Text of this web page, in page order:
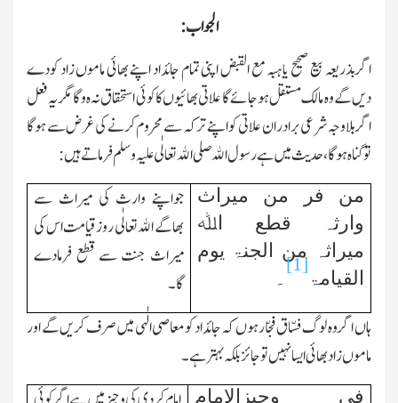
الجواب:
اگربذریعہ بیع صحیح یاہبہ مع القبض اپنی تمام جائداد اپنے بھائی ماموں زاد کودے
دیں گے وہ مالك مستقل ہوجائے گا علاتی بھائیوں کا کوئی استحقاق نہ ہ وگا مگریہ فعل
اگربلاوجہ شرعی برادران علاتی کو اپنے ترکہ سے محروم کرنے کی غرض سے ہوگا
توگناہ ہوگا،حدیث میں ہے رسول اﷲ صلی اﷲ تعالٰی علیہ وسلم فرماتے ہیں:
من فر من میراث
وارثہ قطع اﷲ
میراثہ من الجنۃ یوم
القیامۃ
[1]
۔
جواپنے وارث کی میراث سے
بھاگے اﷲ تعالٰی روزقیامت اس کی
میراث جنت سے قطع فرمادے
گا۔
ہاں اگر وہ لوگ فسّاق فجّار ہوں کہ جائداد کومعاصی الٰہی میں صرف کریں گے اور
ماموں زادبھائی ایسانہیں توجائزبلکہ بہترہے۔
فی وجیزالامام